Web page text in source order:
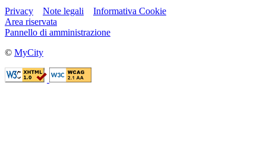
Privacy Note legali
Informativa Cookie
Area riservata
Pannello di amministrazione
© MyCity